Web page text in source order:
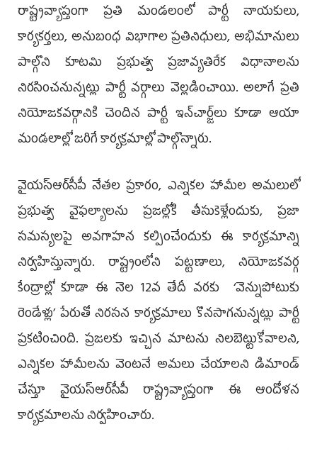
రాష్ట్రవ్యాప్తంగా ప్రతి మండలంలో పార్టీ నాయకులు,
కార్యకర్తలు, అనుబంధ విభాగాల ప్రతినిధులు, అభిమానులు
పాల్గొని కూటమి ప్రభుత్వ ప్రజావ్యతిరేక విధానాలను
నిరసించనున్నట్లు పార్టీ వర్గాలు వెల్లడించాయి. అలాగే ప్రతి
నియోజకవర్గానికి చెందిన పార్టీ ఇన్‌చార్జ్‌లు కూడా ఆయా
మండలాల్లో జరిగే కార్యక్రమాల్లో పాల్గొన్నారు.
వైయ‌స్ఆర్‌సీపీ నేతల ప్రకారం, ఎన్నికల హామీల అమలులో
ప్రభుత్వ వైఫల్యాలను ప్రజల్లోకి తీసుకెళ్లేందుకు, ప్రజా
సమస్యలపై అవగాహన కల్పించేందుకు ఈ కార్యక్రమాన్ని
నిర్వహిస్తున్నారు. రాష్ట్రంలోని పట్టణాలు, నియోజకవర్గ
కేంద్రాల్లో కూడా ఈ నెల 12వ తేదీ వరకు ‘వెన్నుపోటుకు
రెండేళ్లు’ పేరుతో నిరసన కార్యక్రమాలు కొనసాగనున్నట్లు పార్టీ
ప్రకటించింది. ప్రజలకు ఇచ్చిన మాటను నిలబెట్టుకోవాలని,
ఎన్నికల హామీలను వెంటనే అమలు చేయాలని డిమాండ్
చేస్తూ వైయ‌స్ఆర్‌సీపీ రాష్ట్రవ్యాప్తంగా ఈ ఆందోళన
కార్యక్రమాలను నిర్వహించారు.